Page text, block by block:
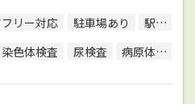
リー対応 駐車場あり
駅徒歩5分圏内
染色体検査 尿検査 病原体検査（感染症検査）